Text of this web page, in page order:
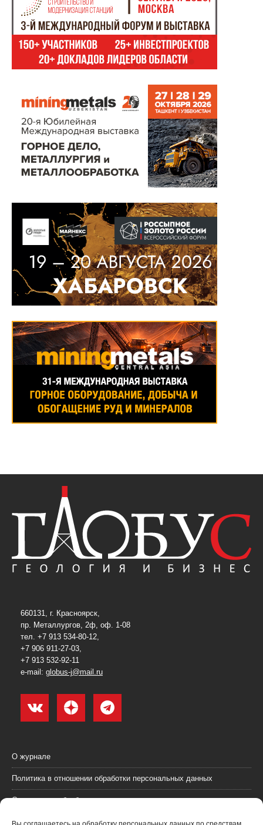
660131, г. Красноярск,
пр. Металлургов, 2ф, оф. 1-08
тел. +7 913 534-80-12,
+7 906 911-27-03,
+7 913 532-92-11
e-mail: globus-j@mail.ru
О журнале
Политика в отношении обработки персональных данных
Согласие на обработку персональных данных
Пользовательское соглашение (оферта)